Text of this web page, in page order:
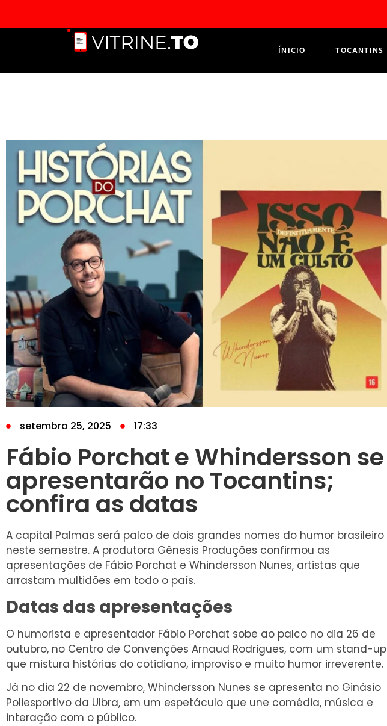
ÍNICIO TOCANTINS
setembro 25, 2025 17:33
Fábio Porchat e Whindersson se
apresentarão no Tocantins;
confira as datas
A capital Palmas será palco de dois grandes nomes do humor brasileiro
neste semestre. A produtora Gênesis Produções confirmou as
apresentações de Fábio Porchat e Whindersson Nunes, artistas que
arrastam multidões em todo o país.
Datas das apresentações
O humorista e apresentador Fábio Porchat sobe ao palco no dia 26 de
outubro, no Centro de Convenções Arnaud Rodrigues, com um stand-up
que mistura histórias do cotidiano, improviso e muito humor irreverente.
Já no dia 22 de novembro, Whindersson Nunes se apresenta no Ginásio
Poliesportivo da Ulbra, em um espetáculo que une comédia, música e
interação com o público.